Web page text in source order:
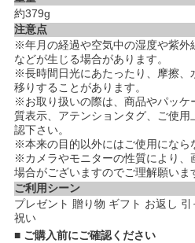
約379g
注意点
※年月の経過や空気中の湿度や紫外
などが生じる場合があります。
※長時間日光にあたったり、摩擦、
移りすることがあります。
※お取り扱いの際は、商品やパッケ
質表示、アテンションタグ、ご使
認下さい。
※本来の目的以外にはご使用になら
※カメラやモニターの性質により、
場合がございますのでご理解願いま
ご利用シーン
プレゼント 贈り物 ギフト お返し
祝い
■ ご購入前にご確認ください